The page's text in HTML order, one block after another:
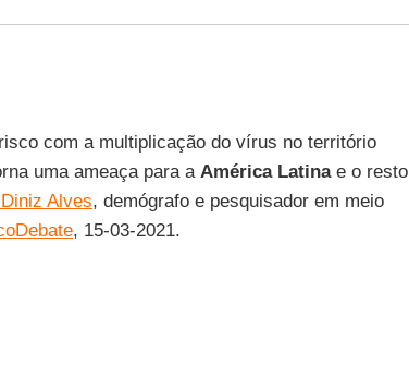
com a multiplicação do vírus no território
uma ameaça para a América Latinae o resto
Alves, demógrafo e pesquisador em meio
, 15-03-2021.